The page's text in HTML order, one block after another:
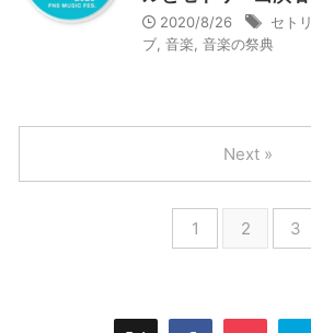
2020/8/26 セトリ
ブ 音楽 音楽の祭典
1 2 3
Next »